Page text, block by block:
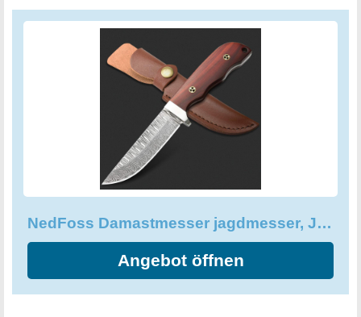
Griff aus Holz sorgt für ein angenehmes und sicheres
Handling, während der Fingerschutz das Abrutschen des
Zeigefingers auf die Schneide verhindert. Das NedFoss
Jagdmesser ist aus hochwertigem Damaststahl gefertigt
und ist mit einer Härte von 60HRC bewertet. Dies gibt
Ihnen ein exquisites Outdoor-Jagderlebnis wie kein
anderes und macht das NedFoss Damastmesser zu einem
unverzichtbaren Werkzeug für jeden Abenteurer. Mit seiner
einzigartigen Optik und dem hochwertigen Lederholster ist
das NedFoss Damastmesser Jagdmesser auch ein tolles
von der außergewöhnlichen Qualität und Haltbarkeit
dieses Messers überzeugen und erleben Sie
unvergessliche Abenteuer in der Wildnis.
NedFoss Damastmesser jagdmesser, Jagdmesser damast & Gürtelmesser
Angebot öffnen